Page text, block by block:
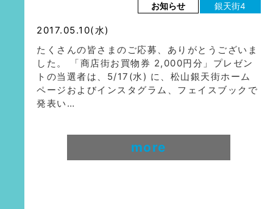
お知らせ 銀天街4
2017.05.10(水)
たくさんの皆さまのご応募、ありがとうございま
した。 「商店街お買物券 2,000円分」プレゼン
トの当選者は、5/17(水) に、松山銀天街ホーム
ページおよびインスタグラム、フェイスブックで
発表い…
more